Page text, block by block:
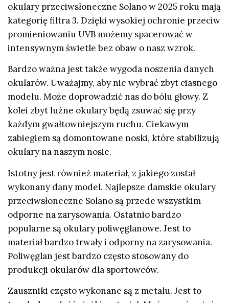
okulary przeciwsłoneczne Solano w 2025 roku mają
kategorię filtra 3. Dzięki wysokiej ochronie przeciw
promieniowaniu UVB możemy spacerować w
intensywnym świetle bez obaw o nasz wzrok.
Bardzo ważna jest także wygoda noszenia danych
okularów. Uważajmy, aby nie wybrać zbyt ciasnego
modelu. Może doprowadzić nas do bólu głowy. Z
kolei zbyt luźne okulary będą zsuwać się przy
każdym gwałtowniejszym ruchu. Ciekawym
zabiegiem są domontowane noski, które stabilizują
okulary na naszym nosie.
Istotny jest również materiał, z jakiego został
wykonany dany model. Najlepsze damskie okulary
przeciwsłoneczne Solano są przede wszystkim
odporne na zarysowania. Ostatnio bardzo
popularne są okulary poliwęglanowe. Jest to
materiał bardzo trwały i odporny na zarysowania.
Poliwęglan jest bardzo często stosowany do
produkcji okularów dla sportowców.
Zauszniki często wykonane są z metalu. Jest to